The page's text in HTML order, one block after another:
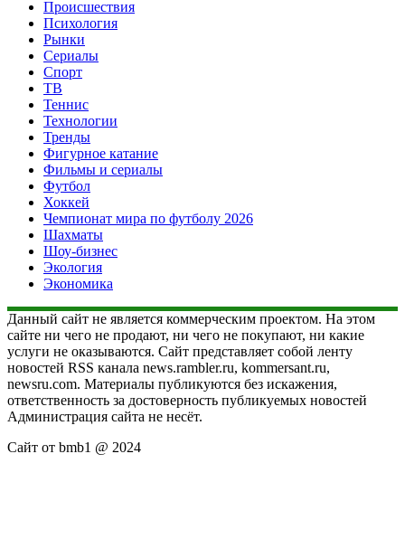
Происшествия
Психология
Рынки
Сериалы
Спорт
ТВ
Теннис
Технологии
Тренды
Фигурное катание
Фильмы и сериалы
Футбол
Хоккей
Чемпионат мира по футболу 2026
Шахматы
Шоу-бизнес
Экология
Экономика
Данный сайт не является коммерческим проектом. На этом
сайте ни чего не продают, ни чего не покупают, ни какие
услуги не оказываются. Сайт представляет собой ленту
новостей RSS канала news.rambler.ru, kommersant.ru,
newsru.com. Материалы публикуются без искажения,
ответственность за достоверность публикуемых новостей
Администрация сайта не несёт.
Сайт от bmb1 @ 2024